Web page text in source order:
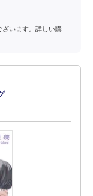
います。詳しい購